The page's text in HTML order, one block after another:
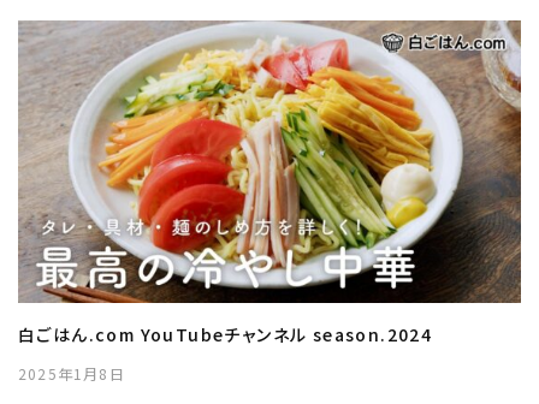
白ごはん.com YouTubeチャンネル season.2024
2025年1月8日